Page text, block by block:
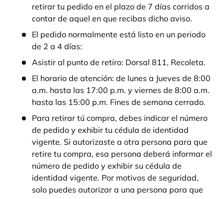
retirar tu pedido en el plazo de 7 días corridos a
contar de aquel en que recibas dicho aviso.
El pedido normalmente está listo en un periodo
de 2 a 4 días:
Asistir al punto de retiro: Dorsal 811, Recoleta.
El horario de atención: de lunes a Jueves de 8:00
a.m. hasta las 17:00 p.m. y viernes de 8:00 a.m.
hasta las 15:00 p.m. Fines de semana cerrado.
Para retirar tú compra, debes indicar el número
de pedido y exhibir tu cédula de identidad
vigente. Si autorizaste a otra persona para que
retire tu compra, esa persona deberá informar el
número de pedido y exhibir su cédula de
identidad vigente. Por motivos de seguridad,
solo puedes autorizar a una persona para que